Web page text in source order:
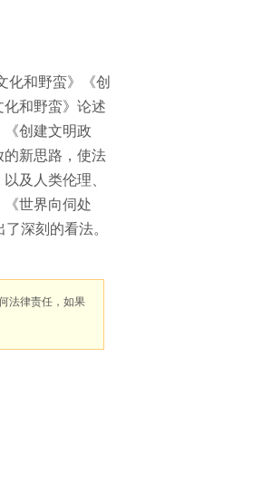
化和野蛮》《创
和野蛮》论述
创建文明政
新思路，使法
及人类伦理、
世界向伺处
深刻的看法。
法律责任，如果